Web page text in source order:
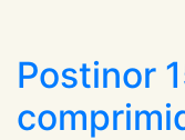
Postinor